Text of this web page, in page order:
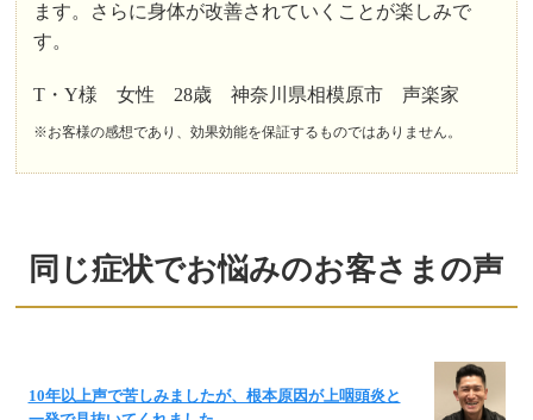
ます。さらに身体が改善されていくことが楽しみで
す。
T・Y様 女性 28歳 神奈川県相模原市 声楽家
※お客様の感想であり、効果効能を保証するものではありません。
同じ症状でお悩みのお客さまの声
10年以上声で苦しみましたが、根本原因が上咽頭炎と